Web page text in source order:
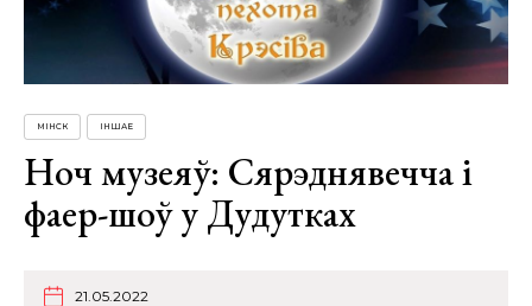
МІНСК ІНШАЕ
Ноч музеяў: Сярэднявечча і
фаер-шоў у Дудутках
21.05.2022